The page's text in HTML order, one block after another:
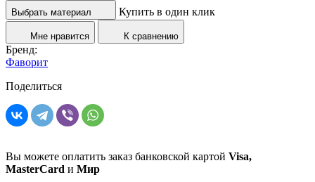
Выбрать материал Купить в один клик
Мне нравится К сравнению
Бренд:
Фаворит
Поделиться
Вы можете оплатить заказ банковской картой Visa,
MasterCard и Мир